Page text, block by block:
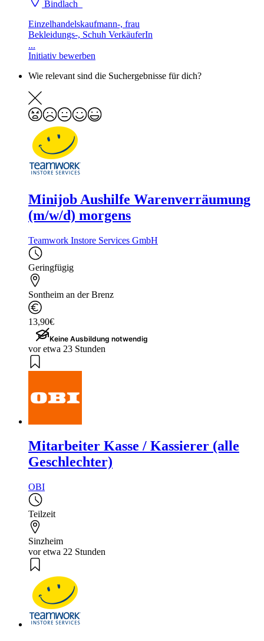
Bindlach
Einzelhandelskaufmann-, frau
Bekleidungs-, Schuh VerkäuferIn
...
Initiativ bewerben
Wie relevant sind die Suchergebnisse für dich?
Minijob Aushilfe Warenverräumung
(m/w/d) morgens
Teamwork Instore Services GmbH
Geringfügig
Sontheim an der Brenz
13,90€
Keine Ausbildung notwendig
vor etwa 23 Stunden
Mitarbeiter Kasse / Kassierer (alle
Geschlechter)
OBI
Teilzeit
Sinzheim
vor etwa 22 Stunden